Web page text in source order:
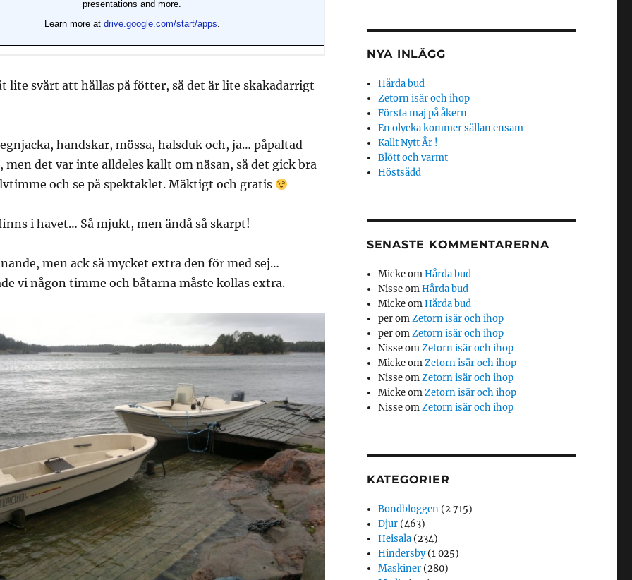
lite svårt att hållas på fötter, så det är lite skakadarrigt
handskar, mössa, halsduk och, ja… påpaltad
men det var inte alldeles kallt om näsan, så det gick bra
och se på spektaklet. Mäktigt och gratis
i havet… Så mjukt, men ändå så skarpt!
men ack så mycket extra den för med sej…
vi någon timme och båtarna måste kollas extra.
NYA INLÄGG
Hårda bud
Zetorn isär och ihop
Första maj på åkern
En olycka kommer sällan ensam
Kallt Nytt År !
Blött och varmt
Höstsådd
SENASTE KOMMENTARERNA
MickeomHårda bud
NisseomHårda bud
MickeomHårda bud
peromZetorn isär och ihop
peromZetorn isär och ihop
NisseomZetorn isär och ihop
MickeomZetorn isär och ihop
NisseomZetorn isär och ihop
MickeomZetorn isär och ihop
NisseomZetorn isär och ihop
KATEGORIER
Bondbloggen (2 715)
Djur (463)
Heisala (234)
Hindersby(1 025)
Maskiner (280)